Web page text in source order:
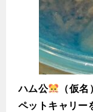
ハム公 （仮
ペットキャリー